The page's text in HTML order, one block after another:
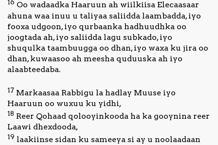
16 Oo wadaadka Haaruun ah wiilkiisa Elecaasaar
ahuna waa inuu u taliyaa saliidda laambadda, iyo
fooxa udgoon, iyo qurbaanka hadhuudhka oo
joogtada ah, iyo saliidda lagu subkado, iyo
shuqulka taambuugga oo dhan, iyo waxa ku jira oo
dhan, kuwaasoo ah meesha quduuska ah iyo
alaabteedaba.
17 Markaasaa Rabbigu la hadlay Muuse iyo
Haaruun oo wuxuu ku yidhi,
18 Reer Qohaad qolooyinkooda ha ka gooynina reer
Laawi dhexdooda,
19 laakiinse sidan ku sameeya si ay u noolaadaan